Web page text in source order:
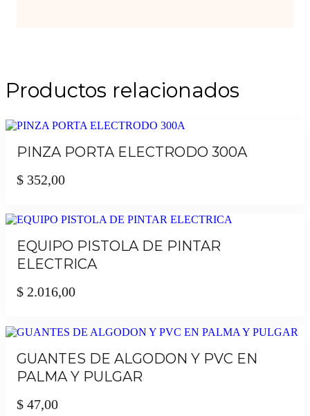
Productos relacionados
PINZA PORTA ELECTRODO 300A
$ 352,00
EQUIPO PISTOLA DE PINTAR
ELECTRICA
$ 2.016,00
GUANTES DE ALGODON Y PVC EN
PALMA Y PULGAR
$ 47,00